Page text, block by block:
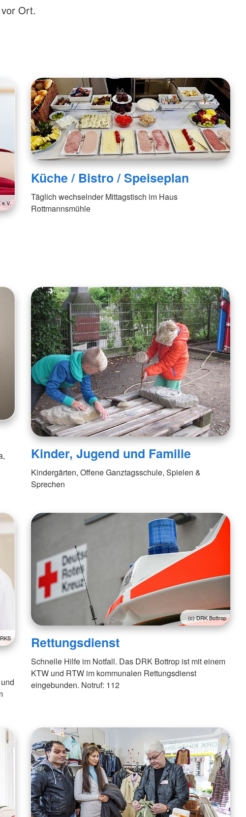
Ort.
e.V.
Küche / Bistro / Speiseplan
Täglich wechselnder Mittagstisch im Haus
Rottmannsmühle
Kinder, Jugend und Familie
Kindergärten, Offene Ganztagsschule, Spielen &
Sprechen
(c) DRK Bottrop
Rettungsdienst
Schnelle Hilfe im Notfall. Das DRK Bottrop ist mit einem
KTW und RTW im kommunalen Rettungsdienst
eingebunden. Notruf: 112